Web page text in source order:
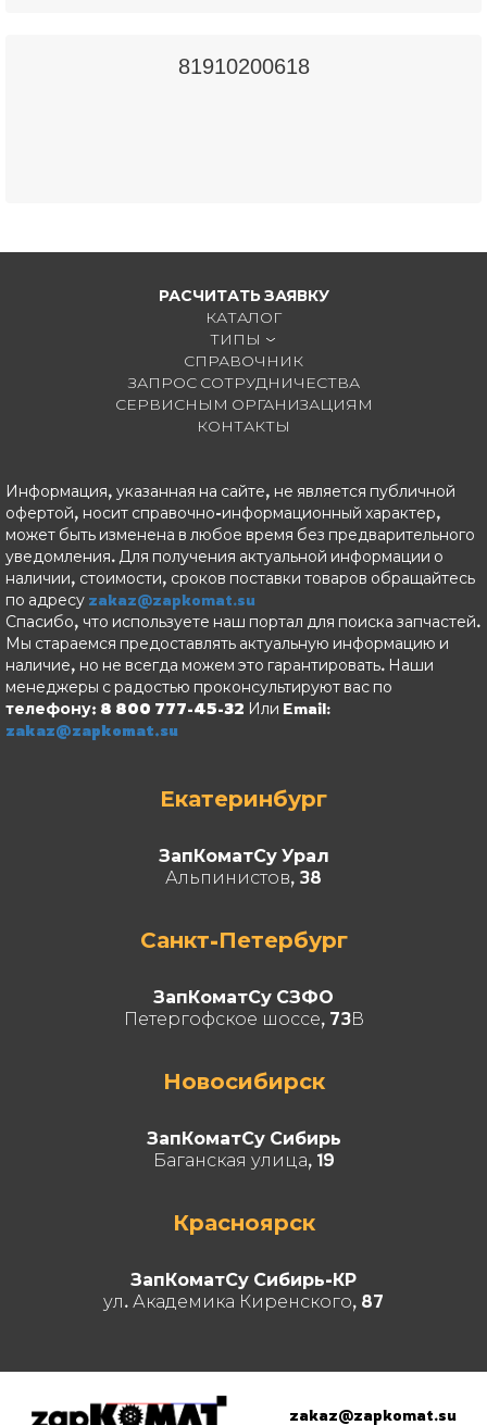
81910200618
РАСЧИТАТЬ ЗАЯВКУ
КАТАЛОГ
ТИПЫ
СПРАВОЧНИК
ЗАПРОС СОТРУДНИЧЕСТВА
СЕРВИСНЫМ ОРГАНИЗАЦИЯМ
КОНТАКТЫ
Информация, указанная на сайте, не является публичной
офертой, носит справочно-информационный характер,
может быть изменена в любое время без предварительного
уведомления. Для получения актуальной информации о
наличии, стоимости, сроков поставки товаров обращайтесь
по адресу zakaz@zapkomat.su
Спасибо, что используете наш портал для поиска запчастей.
Мы стараемся предоставлять актуальную информацию и
наличие, но не всегда можем это гарантировать. Наши
менеджеры с радостью проконсультируют вас по
телефону: 8 800 777-45-32 Или Email:
zakaz@zapkomat.su
Екатеринбург
ЗапКоматСу Урал
Альпинистов, 38
Санкт-Петербург
ЗапКоматСу СЗФО
Петергофское шоссе, 73В
Новосибирск
ЗапКоматСу Сибирь
Баганская улица, 19
Красноярск
ЗапКоматСу Сибирь-КР
ул. Академика Киренского, 87
zakaz@zapkomat.su